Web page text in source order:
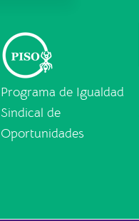
Programa de Igualdad
Sindical de
Oportunidades